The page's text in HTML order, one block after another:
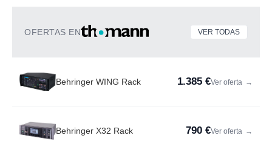
OFERTAS EN VER TODAS
Behringer WING Rack 1.385 €Ver oferta →
Behringer X32 Rack 790 €Ver oferta →